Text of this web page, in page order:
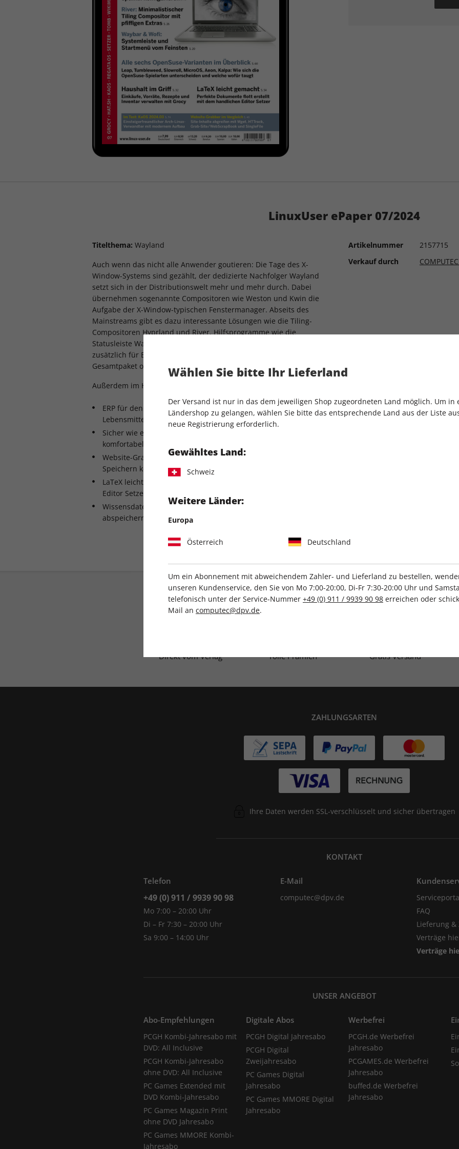
LinuxUser ePaper 07/2024
Titelthema: Wayland
Auch wenn das nicht alle Anwender goutieren: Die Tage des X-
Window-Systems sind gezählt, der dedizierte Nachfolger Wayland
setzt sich in der Distributionswelt mehr und mehr durch. Dabei
übernehmen sogenannte Compositoren wie Weston und Kwin die
Aufgabe der X-Window-typischen Fenstermanager. Abseits des
Mainstreams gibt es dazu interessante Lösungen wie die Tiling-
Compositoren Hyprland und River. Hilfsprogramme wie die
Statusleiste Waybar und der Anwendungsstarter Wofi sorgen
zusätzlich für Bedienkomfort. Wir erklären, wie Sie das
Gesamtpaket optimal einrichten und nutzen.
Außerdem im Heft:
ERP für den Kühlschrank: Webanwendung Grocy zur
Lebensmittel- und Haushaltsverwaltung
Sicher wie ein Grab: Dateien und Ordner auf der Konsole
komfortabel verschlüsseln mit Tomb
Website-Grabber im Test: Fünf Anwendungen zum lokalen
Speichern kompletter Websites
LaTeX leicht gemacht: Minimalistischer, übersichtlicher LaTeX-
Editor Setzer für Einsteiger
Wissensdatenbank: Manpages und Distributions-Wikis lokal
abspeichern und durchsuchen
Artikelnummer
2157715
Verkauf durch
IHRE ABO-VORTEILE
Direkt vom Verlag Tolle Prämien Gratis Versand
ZAHLUNGSARTEN
Ihre Daten werden SSL-verschlüsselt und sicher übertragen
KONTAKT
Telefon
+49 (0) 911 / 9939 90 98
Mo 7:00 – 20:00 Uhr
Di – Fr 7:30 – 20:00 Uhr
Sa 9:00 – 14:00 Uhr
E-Mail
computec@dpv.de
FAQ
Lieferung &
Verträge
Verträge
UNSER ANGEBOT
Abo-Empfehlungen
PCGH Kombi-Jahresabo mit
DVD: All Inclusive
PCGH Kombi-Jahresabo
ohne DVD: All Inclusive
PC Games Extended mit
DVD Kombi-Jahresabo
PC Games Magazin Print
ohne DVD Jahresabo
PC Games MMORE Kombi-
Jahresabo
Digitale Abos
PCGH Digital Jahresabo
PCGH Digital
Zweijahresabo
PC Games Digital
Jahresabo
PC Games MMORE Digital
Jahresabo
Werbefrei
PCGH.de Werbefrei
Jahresabo
PCGAMES.de Werbefrei
Jahresabo
buffed.de Werbefrei
Jahresabo
Wählen Sie bitte Ihr Lieferland
Der Versand ist nur in das dem jeweiligen Shop zugeordneten Land möglich. Um in
Ländershop zu gelangen, wählen Sie bitte das entsprechende Land aus der Liste
neue Registrierung erforderlich.
Gewähltes Land:
Schweiz
Weitere Länder:
Europa
Österreich Deutschland
Um ein Abonnement mit abweichendem Zahler- und Lieferland zu bestellen,
unseren Kundenservice, den Sie von Mo 7:00-20:00, Di-Fr 7:30-20:00 Uhr und
telefonisch unter der Service-Nummer +49 (0) 911 / 9939 90 98 erreichen oder
Mail an computec@dpv.de.